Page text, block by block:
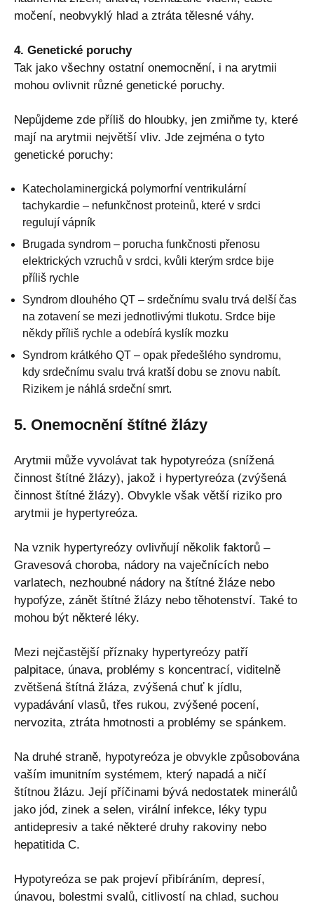
močení, neobvyklý hlad a ztráta tělesné váhy.
4. Genetické poruchy
Tak jako všechny ostatní onemocnění, i na arytmii
mohou ovlivnit různé genetické poruchy.
Nepůjdeme zde příliš do hloubky, jen zmiňme ty, které
mají na arytmii největší vliv. Jde zejména o tyto
genetické poruchy:
Katecholaminergická polymorfní ventrikulární
tachykardie – nefunkčnost proteinů, které v srdci
regulují vápník
Brugada syndrom – porucha funkčnosti přenosu
elektrických vzruchů v srdci, kvůli kterým srdce bije
příliš rychle
Syndrom dlouhého QT – srdečnímu svalu trvá delší čas
na zotavení se mezi jednotlivými tlukotu. Srdce bije
někdy příliš rychle a odebírá kyslík mozku
Syndrom krátkého QT – opak předešlého syndromu,
kdy srdečnímu svalu trvá kratší dobu se znovu nabít.
Rizikem je náhlá srdeční smrt.
5. Onemocnění štítné žlázy
Arytmii může vyvolávat tak hypotyreóza (snížená
činnost štítné žlázy), jakož i hypertyreóza (zvýšená
činnost štítné žlázy). Obvykle však větší riziko pro
arytmii je hypertyreóza.
Na vznik hypertyreózy ovlivňují několik faktorů –
Gravesová choroba, nádory na vaječnících nebo
varlatech, nezhoubné nádory na štítné žláze nebo
hypofýze, zánět štítné žlázy nebo těhotenství. Také to
mohou být některé léky.
Mezi nejčastější příznaky hypertyreózy patří
palpitace, únava, problémy s koncentrací, viditelně
zvětšená štítná žláza, zvýšená chuť k jídlu,
vypadávání vlasů, třes rukou, zvýšené pocení,
nervozita, ztráta hmotnosti a problémy se spánkem.
Na druhé straně, hypotyreóza je obvykle způsobována
vaším imunitním systémem, který napadá a ničí
štítnou žlázu. Její příčinami bývá nedostatek minerálů
jako jód, zinek a selen, virální infekce, léky typu
antidepresiv a také některé druhy rakoviny nebo
hepatitida C.
Hypotyreóza se pak projeví přibíráním, depresí,
únavou, bolestmi svalů, citlivostí na chlad, suchou